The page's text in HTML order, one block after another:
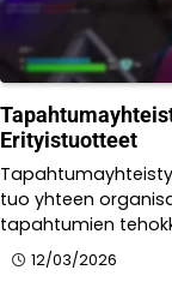
Erityistuotteet
tuo yhteen
tapahtumien
12/03/2026